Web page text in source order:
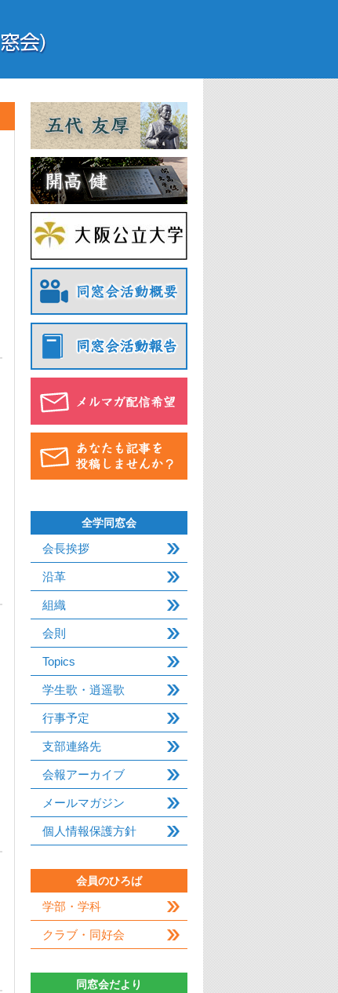
全学同窓会
会長挨拶
沿革
組織
会則
Topics
学生歌・逍遥歌
行事予定
支部連絡先
会報アーカイブ
メールマガジン
個人情報保護方針
会員のひろば
学部・学科
クラブ・同好会
同窓会だより